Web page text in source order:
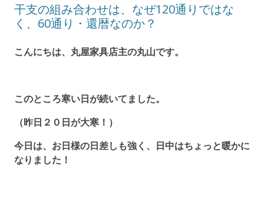
干支の組み合わせは、なぜ120通りではな
く、60通り・還暦なのか？
こんにちは、丸屋家具店主の丸山です。
このところ寒い日が続いてました。
（昨日２０日が大寒！）
今日は、お日様の日差しも強く、日中はちょっと暖かに
なりました！